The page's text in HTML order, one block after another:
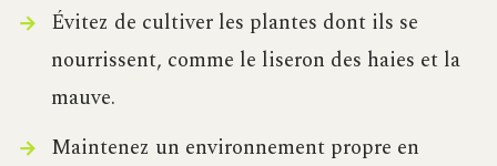
Évitez de cultiver les plantes dont ils se
nourrissent, comme le liseron des haies et la
mauve.
Maintenez un environnement propre en